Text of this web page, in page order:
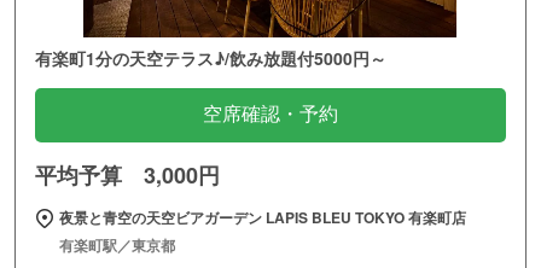
有楽町1分の天空テラス♪/飲み放題付5000円～
空席確認・予約
平均予算 3,000円
夜景と青空の天空ビアガーデン LAPIS BLEU TOKYO 有楽町店
有楽町駅／東京都